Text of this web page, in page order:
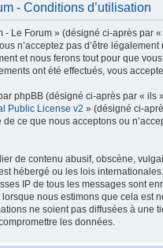
- Conditions d’utilisation
- Le Forum » (désigné ci-après par
n’acceptez pas d’être
et nous ferons tout pour que
ont été effectués, vous
phpBB (désigné ci-après par «
Public License v2 » (désigné ci-
de ce que nous acceptons ou
de contenu abusif, obscène,
hébergé ou les lois
IP de tous les messages sont
nous estimons que cela est
ne soient pas diffusées à une
les données.